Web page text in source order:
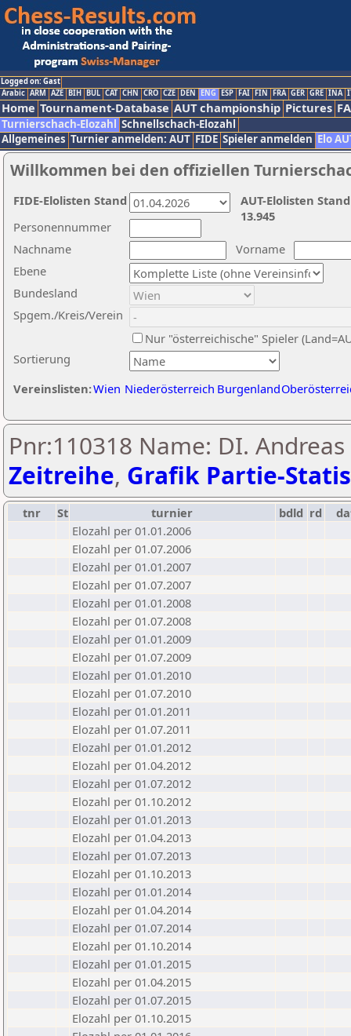
Logged on: Gast
Arabic ARM AZE BIH BUL CAT CHN CRO CZE DEN ENG ESP FAI FIN FRA GER GRE INA
Home Tournament-Database AUT championship Pictures
Turnierschach-Elozahl Schnellschach-Elozahl
Allgemeines Turnier anmelden: AUT FIDE Spieler anmelden Elo
Willkommen bei den offiziellen
Nachname
Vorname
Ebene
Sortierung
Personennummer
Bundesland
Spgem./Kreis/Verein
Nur "österreichische" Spieler
Vereinslisten:Wien Niederösterreich Burgenland
AUT-Elolisten
13.945
FIDE-Elolisten Stand
Pnr:110318 Name: DI.
Zeitreihe, Grafik Partie-
tnr St turnier bdld rd
Elozahl per 01.01.2006
Elozahl per 01.07.2006
Elozahl per 01.01.2007
Elozahl per 01.07.2007
Elozahl per 01.01.2008
Elozahl per 01.07.2008
Elozahl per 01.01.2009
Elozahl per 01.07.2009
Elozahl per 01.01.2010
Elozahl per 01.07.2010
Elozahl per 01.01.2011
Elozahl per 01.07.2011
Elozahl per 01.01.2012
Elozahl per 01.04.2012
Elozahl per 01.07.2012
Elozahl per 01.10.2012
Elozahl per 01.01.2013
Elozahl per 01.04.2013
Elozahl per 01.07.2013
Elozahl per 01.10.2013
Elozahl per 01.01.2014
Elozahl per 01.04.2014
Elozahl per 01.07.2014
Elozahl per 01.10.2014
Elozahl per 01.01.2015
Elozahl per 01.04.2015
Elozahl per 01.07.2015
Elozahl per 01.10.2015